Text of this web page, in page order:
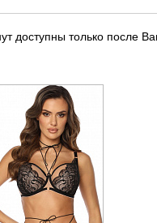
доступны только после